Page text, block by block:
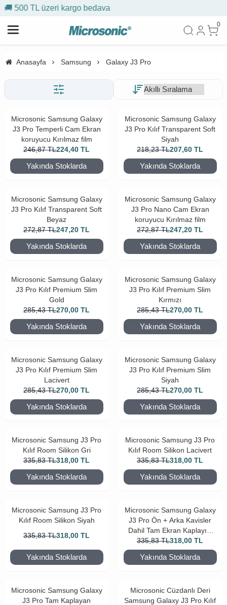
0
Anasayfa Samsung Galaxy J3 Pro
Microsonic Samsung Galaxy
J3 Pro Temperli Cam Ekran
koruyucu Kırılmaz film
246,87 TL224,40 TL
Yakında Stoklarda
Microsonic Samsung Galaxy
J3 Pro Kılıf Transparent Soft
Siyah
218,23 TL207,60 TL
Yakında Stoklarda
Microsonic Samsung Galaxy
J3 Pro Kılıf Transparent Soft
Beyaz
272,87 TL247,20 TL
Yakında Stoklarda
Microsonic Samsung Galaxy
J3 Pro Nano Cam Ekran
koruyucu Kırılmaz film
272,87 TL247,20 TL
Yakında Stoklarda
Microsonic Samsung Galaxy
J3 Pro Kılıf Premium Slim
Gold
285,43 TL270,00 TL
Yakında Stoklarda
Microsonic Samsung Galaxy
J3 Pro Kılıf Premium Slim
Kırmızı
285,43 TL270,00 TL
Yakında Stoklarda
Microsonic Samsung Galaxy
J3 Pro Kılıf Premium Slim
Lacivert
285,43 TL270,00 TL
Yakında Stoklarda
Microsonic Samsung Galaxy
J3 Pro Kılıf Premium Slim
Siyah
285,43 TL270,00 TL
Yakında Stoklarda
Microsonic Samsung J3 Pro
Kılıf Room Silikon Gri
335,83 TL318,00 TL
Yakında Stoklarda
Microsonic Samsung J3 Pro
Kılıf Room Silikon Lacivert
335,83 TL318,00 TL
Yakında Stoklarda
Microsonic Samsung J3 Pro
Kılıf Room Silikon Siyah
335,83 TL318,00 TL
Yakında Stoklarda
Microsonic Samsung Galaxy
J3 Pro Ön + Arka Kavisler
Dahil Tam Ekran Kaplayıcı
Film
335,83 TL318,00 TL
Yakında Stoklarda
Microsonic Samsung Galaxy
J3 Pro Tam Kaplayan
Microsonic Cüzdanlı Deri
Samsung Galaxy J3 Pro Kılıf